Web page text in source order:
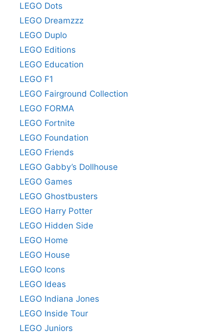
LEGO Dots
LEGO Dreamzzz
LEGO Duplo
LEGO Editions
LEGO Education
LEGO F1
LEGO Fairground Collection
LEGO FORMA
LEGO Fortnite
LEGO Foundation
LEGO Friends
LEGO Gabby’s Dollhouse
LEGO Games
LEGO Ghostbusters
LEGO Harry Potter
LEGO Hidden Side
LEGO Home
LEGO House
LEGO Icons
LEGO Ideas
LEGO Indiana Jones
LEGO Inside Tour
LEGO Juniors